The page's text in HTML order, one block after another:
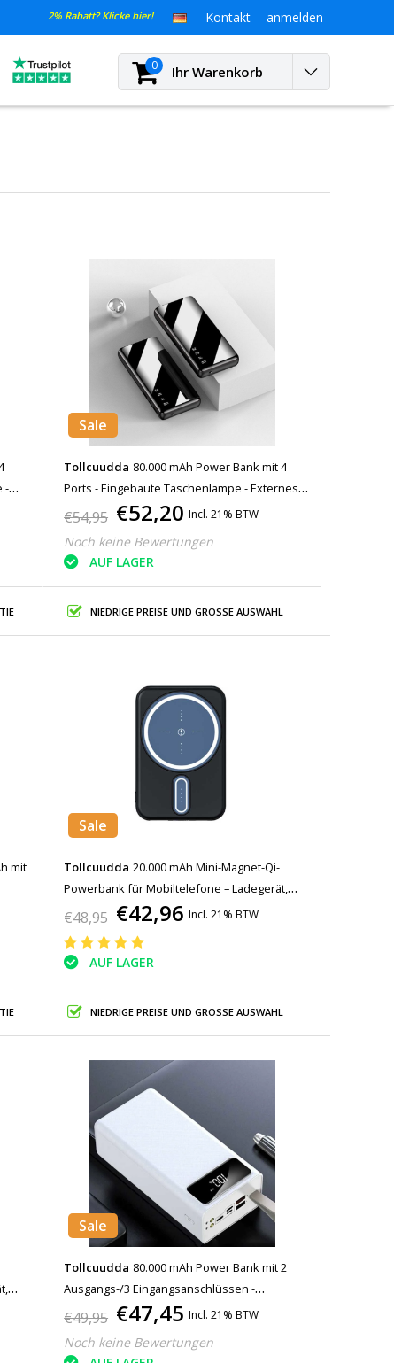
2% Rabatt? Klicke hier! Kontakt anmelden
0 Ihr Warenkorb
-
Sale
Tollcuudda 80.000 mAh Power Bank mit 4
Ports - Eingebaute Taschenlampe - Externes
Notfall-Akku-Ladegerät Ladegerät Schwarz -
€54,95 €52,20 Incl. 21% BTW
Noch keine Bewertungen
AUF LAGER
NIEDRIGE PREISE UND GROSSE AUSWAHL
mit
Sale
Tollcuudda 20.000 mAh Mini-Magnet-Qi-
Powerbank für Mobiltelefone – Ladegerät,
kabelloser Akku, schwarz
€48,95 €42,96 Incl. 21% BTW
AUF LAGER
NIEDRIGE PREISE UND GROSSE AUSWAHL
Sale
Tollcuudda 80.000 mAh Power Bank mit 2
Ausgangs-/3 Eingangsanschlüssen -
Eingebaute Taschenlampe - Externes Notfall-
€49,95 €47,45 Incl. 21% BTW
Noch keine Bewertungen